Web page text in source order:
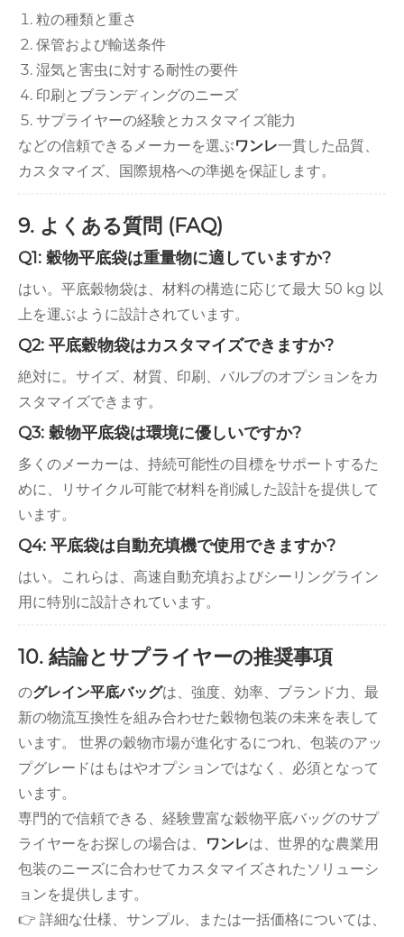
粒の種類と重さ
保管および輸送条件
湿気と害虫に対する耐性の要件
印刷とブランディングのニーズ
サプライヤーの経験とカスタマイズ能力
などの信頼できるメーカーを選ぶワンレ一貫した品質、
カスタマイズ、国際規格への準拠を保証します。
9. よくある質問 (FAQ)
Q1: 穀物平底袋は重量物に適していますか?
はい。平底穀物袋は、材料の構造に応じて最大 50 kg 以
上を運ぶように設計されています。
Q2: 平底穀物袋はカスタマイズできますか?
絶対に。サイズ、材質、印刷、バルブのオプションをカ
スタマイズできます。
Q3: 穀物平底袋は環境に優しいですか?
多くのメーカーは、持続可能性の目標をサポートするた
めに、リサイクル可能で材料を削減した設計を提供して
います。
Q4: 平底袋は自動充填機で使用できますか?
はい。これらは、高速自動充填およびシーリングライン
用に特別に設計されています。
10. 結論とサプライヤーの推奨事項
のグレイン平底バッグは、強度、効率、ブランド力、最
新の物流互換性を組み合わせた穀物包装の未来を表して
います。 世界の穀物市場が進化するにつれ、包装のアッ
プグレードはもはやオプションではなく、必須となって
います。
専門的で信頼できる、経験豊富な穀物平底バッグのサプ
ライヤーをお探しの場合は、
ワンレは、世界的な農業用
包装のニーズに合わせてカスタマイズされたソリューシ
ョンを提供します。
👉 詳細な仕様、サンプル、または一括価格については、